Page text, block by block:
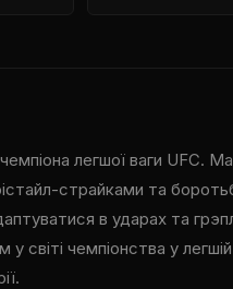
легшої ваги UFC.
страйками та
в ударах та
світі чемпіонства у легшій